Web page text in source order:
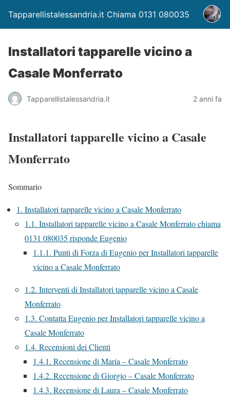
Tapparellistalessandria.it Chiama 0131 080035
Installatori tapparelle vicino a
Casale Monferrato
Tapparellistalessandria.it 2 anni fa
Installatori tapparelle vicino a Casale
Monferrato
Sommario
1. Installatori tapparelle vicino a Casale Monferrato
1.1. Installatori tapparelle vicino a Casale Monferrato chiama
0131 080035 risponde Eugenio
1.1.1. Punti di Forza di Eugenio per Installatori tapparelle
vicino a Casale Monferrato
1.2. Interventi di Installatori tapparelle vicino a Casale
Monferrato
1.3. Contatta Eugenio per Installatori tapparelle vicino a
Casale Monferrato
1.4. Recensioni dei Clienti
1.4.1. Recensione di Maria – Casale Monferrato
1.4.2. Recensione di Giorgio – Casale Monferrato
1.4.3. Recensione di Laura – Casale Monferrato